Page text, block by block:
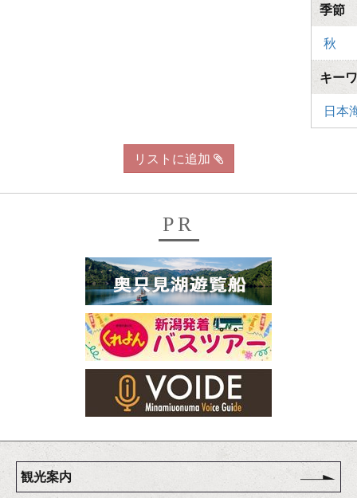
季節
秋
キー
日本
リストに追加
PR
観光案内